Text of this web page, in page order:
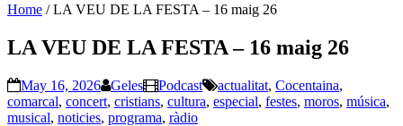
Home /LA VEU DE LA FESTA – 16 maig 26
LA VEU DE LA FESTA – 16 maig 26
May 16, 2026 Geles Podcast actualitat, Cocentaina,
comarcal, concert, cristians, cultura, especial, festes, moros, música,
musical, noticies, programa, ràdio